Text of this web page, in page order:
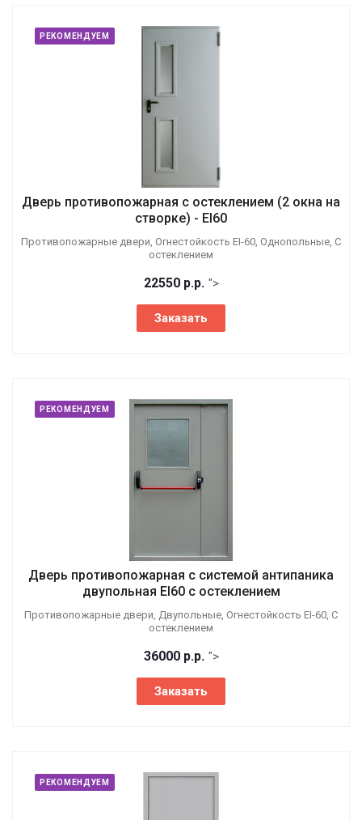
РЕКОМЕНДУЕМ
Дверь противопожарная с остеклением (2 окна на
створке) - EI60
Противопожарные двери, Огнестойкость EI-60, Однопольные, С
остеклением
22550 р.р. ">
Заказать
РЕКОМЕНДУЕМ
Дверь противопожарная с системой антипаника
двупольная EI60 с остеклением
Противопожарные двери, Двупольные, Огнестойкость EI-60, С
остеклением
36000 р.р. ">
Заказать
РЕКОМЕНДУЕМ